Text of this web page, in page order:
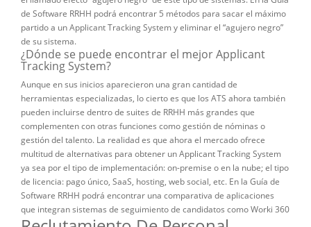
de Software RRHH podrá encontrar 5 métodos para sacar el máximo
partido a un Applicant Tracking System y eliminar el “agujero negro”
de su sistema.
¿Dónde se puede encontrar el mejor Applicant
Tracking System?
Aunque en sus inicios aparecieron una gran cantidad de
herramientas especializadas, lo cierto es que los ATS ahora también
pueden incluirse dentro de suites de RRHH más grandes que
complementen con otras funciones como gestión de nóminas o
gestión del talento. La realidad es que ahora el mercado ofrece
multitud de alternativas para obtener un Applicant Tracking System
ya sea por el tipo de implementación: on-premise o en la nube; el tipo
de licencia: pago único, SaaS, hosting, web social, etc. En la Guía de
Software RRHH podrá encontrar una comparativa de aplicaciones
que integran sistemas de seguimiento de candidatos como Worki 360